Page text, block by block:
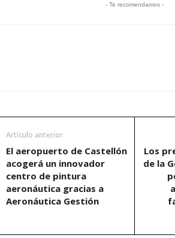
- Te recomendamos -
Artículo anterior
El aeropuerto de Castellón
acogerá un innovador
centro de pintura
aeronáutica gracias a
Aeronáutica Gestión
Los
de la